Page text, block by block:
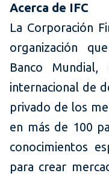
Acerca de IFC
La Corporación
organización
Banco
internacional de
privado de los
en más de 100
conocimientos
para crear